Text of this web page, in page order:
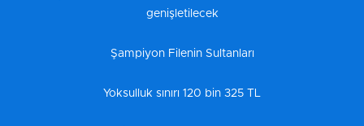
genişletilecek
Şampiyon Filenin Sultanları
Yoksulluk sınırı 120 bin 325 TL